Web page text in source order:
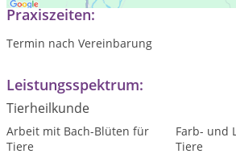
Praxiszeiten:
Termin nach Vereinbarung
Leistungsspektrum:
Tierheilkunde
Arbeit mit Bach-Blüten für
Tiere
Farb- und
Tiere